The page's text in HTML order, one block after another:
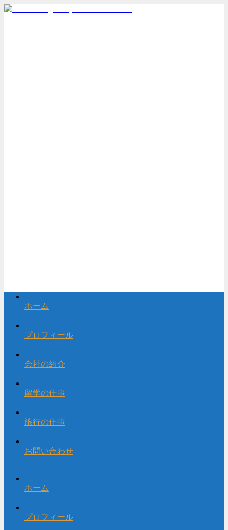
ホーム
プロフィール
会社の紹介
留学の仕事
旅行の仕事
お問い合わせ
ホーム
プロフィール